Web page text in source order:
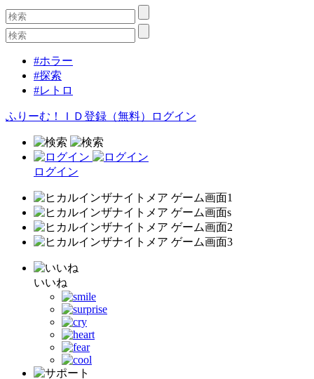
#ホラー
#探索
#レトロ
ふりーむ！ＩＤ登録（無料） ログイン
ログイン
いいね